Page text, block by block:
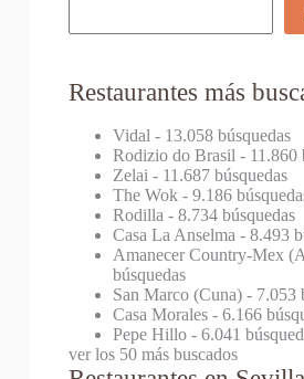
Restaurantes más
Vidal - 13.058 búsquedas
Rodizio do Brasil - 11.860
Zelai - 11.687 búsquedas
The Wok- 9.186
Rodilla - 8.734 búsquedas
Casa La Anselma - 8.493
Amanecer Country-Mex
búsquedas
San Marco (Cuna)- 7.053
Casa Morales- 6.166
Pepe Hillo- 6.041
ver los 50 más buscados